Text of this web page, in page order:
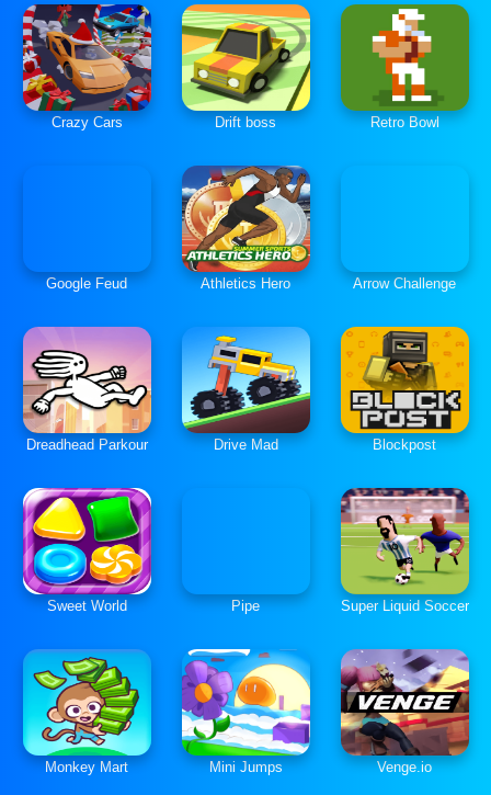
Crazy Cars Drift boss Retro Bowl
Google Feud Athletics Hero Arrow Challenge
Dreadhead Parkour Drive Mad Blockpost
Sweet World Pipe Super Liquid Soccer
Monkey Mart Mini Jumps Venge.io